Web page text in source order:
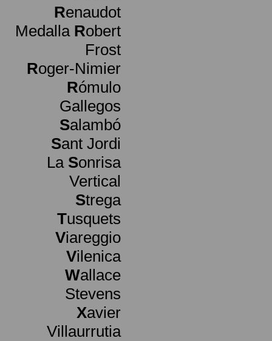
Renaudot
Medalla Robert
Frost
Roger-Nimier
Rómulo
Gallegos
Salambó
Sant Jordi
La Sonrisa
Vertical
Strega
Tusquets
Viareggio
Vilenica
Wallace
Stevens
Xavier
Villaurrutia